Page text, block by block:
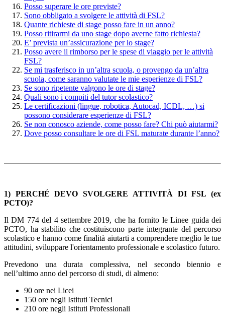
Posso superare le ore previste?
Sono obbligato a svolgere le attività di FSL?
Quante richieste di stage posso fare in un anno?
Posso ritirarmi da uno stage dopo averne fatto richiesta?
E’ prevista un’assicurazione per lo stage?
Posso avere il rimborso per le spese di viaggio per le attività
FSL?
Se mi trasferisco in un’altra scuola, o provengo da un’altra
scuola, come saranno valutate le mie esperienze di FSL?
Se sono ripetente valgono le ore di stage?
Quali sono i compiti del tutor scolastico?
Le certificazioni (lingue, robotica, Autocad, ICDL, …) si
possono considerare esperienze di FSL?
Se non conosco aziende, come posso fare? Chi può aiutarmi?
Dove posso consultare le ore di FSL maturate durante l’anno?
1) PERCHÉ DEVO SVOLGERE ATTIVITÀ DI FSL (ex
PCTO)?
Il DM 774 del 4 settembre 2019, che ha fornito le Linee guida dei
PCTO, ha stabilito che costituiscono parte integrante del percorso
scolastico e hanno come finalità aiutarti a comprendere meglio le tue
attitudini, sviluppare l'orientamento professionale e scolastico futuro.
Prevedono una durata complessiva, nel secondo biennio e
nell’ultimo anno del percorso di studi, di almeno:
90 ore nei Licei
150 ore negli Istituti Tecnici
210 ore negli Istituti Professionali